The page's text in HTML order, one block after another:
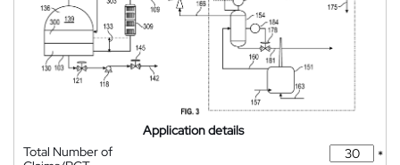
Application details
Total Number of
*